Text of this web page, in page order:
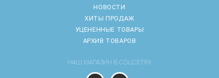
НОВОСТИ
ХИТЫ ПРОДАЖ
УЦЕНЕННЫЕ ТОВАРЫ
АРХИВ ТОВАРОВ
НАШ МАГАЗИН В СОЦСЕТЯХ